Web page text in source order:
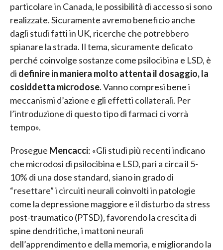
particolare in Canada, le possibilità di accesso si sono
realizzate. Sicuramente avremo beneficio anche
dagli studi fatti in UK, ricerche che potrebbero
spianare la strada. Il tema, sicuramente delicato
perché coinvolge sostanze come psilocibina e LSD, è
di definire in maniera molto attenta il dosaggio, la
cosiddetta microdose. Vanno compresi bene i
meccanismi d’azione e gli effetti collaterali. Per
l’introduzione di questo tipo di farmaci ci vorrà
tempo».
Prosegue Mencacci: «Gli studi più recenti indicano
che microdosi di psilocibina e LSD, pari a circa il 5-
10% di una dose standard, siano in grado di
“resettare” i circuiti neurali coinvolti in patologie
come la depressione maggiore e il disturbo da stress
post-traumatico (PTSD), favorendo la crescita di
spine dendritiche, i mattoni neurali
dell’apprendimento e della memoria, e migliorando la